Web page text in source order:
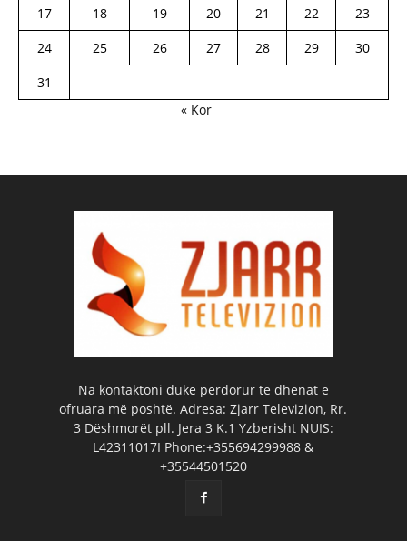
17
18 19 20 21 22
23
24
25 26 27 28 29
30
31
« Kor
Na kontaktoni duke përdorur të dhënat e
ofruara më poshtë. Adresa: Zjarr Televizion, Rr.
3 Dëshmorët pll. Jera 3 K.1 Yzberisht NUIS:
L42311017I Phone:+355694299988 &
+35544501520